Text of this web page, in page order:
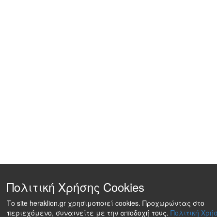
Πολιτική Χρήσης Cookies
Το site heraklion.gr χρησιμοποιεί cookies. Προχωρώντας στο
περιεχόμενο, συναινείτε με την αποδοχή τους. Πολιτική